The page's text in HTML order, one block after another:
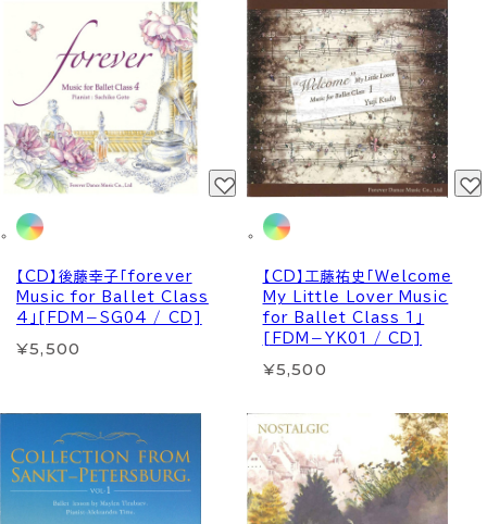
【CD】後藤幸子「forever
Music for Ballet Class
4」[FDM－SG04 / CD]
¥5,500
【CD】工藤祐史「Welcome
My Little Lover Music
for Ballet Class 1」
[FDM－YK01 / CD]
¥5,500